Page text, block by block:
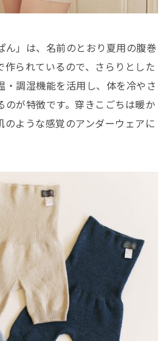
ん」は、名前のとおり夏用の腹巻
作られているので、さらりとした
・調湿機能を活用し、体を冷やさ
のが特徴です。穿きこごちは暖か
のような感覚のアンダーウェアに